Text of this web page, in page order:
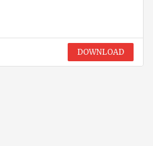
DOWNLOAD